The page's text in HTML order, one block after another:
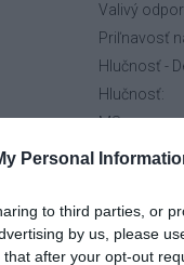
Personal
to third parties, or
by us, please
after your opt-out
Valivý
Priľnavosť
Hlučnosť -
Hlučnosť:
MS: